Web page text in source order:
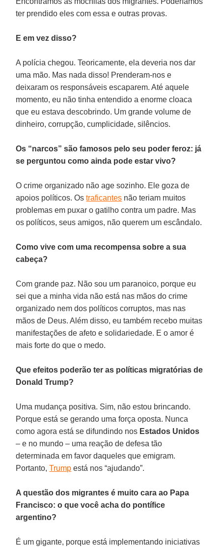
ter prendido eles com essa e outras provas.
E em vez disso?
A polícia chegou. Teoricamente, ela deveria nos dar
uma mão. Mas nada disso! Prenderam-nos e
deixaram os responsáveis escaparem. Até aquele
momento, eu não tinha entendido a enorme cloaca
que eu estava descobrindo. Um grande volume de
dinheiro, corrupção, cumplicidade, silêncios.
Os “narcos” são famosos pelo seu poder feroz: já
se perguntou como ainda pode estar vivo?
O crime organizado não age sozinho. Ele goza de
apoios políticos. Ostraficantes não teriam muitos
problemas em puxar o gatilho contra um padre. Mas
os políticos, seus amigos, não querem um escândalo.
Como vive com uma recompensa sobre a sua
cabeça?
Com grande paz. Não sou um paranoico, porque eu
sei que a minha vida não está nas mãos do crime
organizado nem dos políticos corruptos, mas nas
mãos de Deus. Além disso, eu também recebo muitas
manifestações de afeto e solidariedade. E o amor é
mais forte do que o medo.
Que efeitos poderão ter as políticas migratórias de
Donald Trump?
Uma mudança positiva. Sim, não estou brincando.
Porque está se gerando uma força oposta. Nunca
como agora está se difundindo nos Estados Unidos
– e no mundo – uma reação de defesa tão
determinada em favor daqueles que emigram.
Portanto,Trump está nos “ajudando”.
A questão dos migrantes é muito cara ao Papa
Francisco: o que você acha do pontífice
argentino?
É um gigante, porque está implementando iniciativas